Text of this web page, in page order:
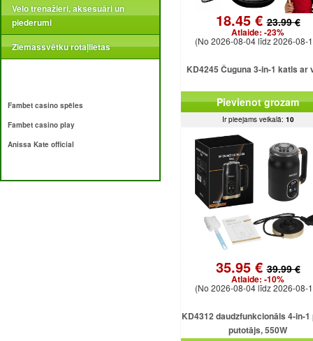
Velo trenažieri, aksesuāri un
piederumi
Ziemassvētku rotaļlietas
Fambet casino spēles
Fambet casino play
Anissa Kate official
18.45 €23.99 €
Atlaide: -23%
(No 2026-08-04 līdz 2026-08-
KD4245 Čuguna 3-in-1 katls ar
Pievienot grozam
Ir pieejams veikalā: 10
35.95 €39.99 €
Atlaide: -10%
(No 2026-08-04 līdz 2026-08-
KD4312 daudzfunkcionāls 4-in-1
putotājs, 550W